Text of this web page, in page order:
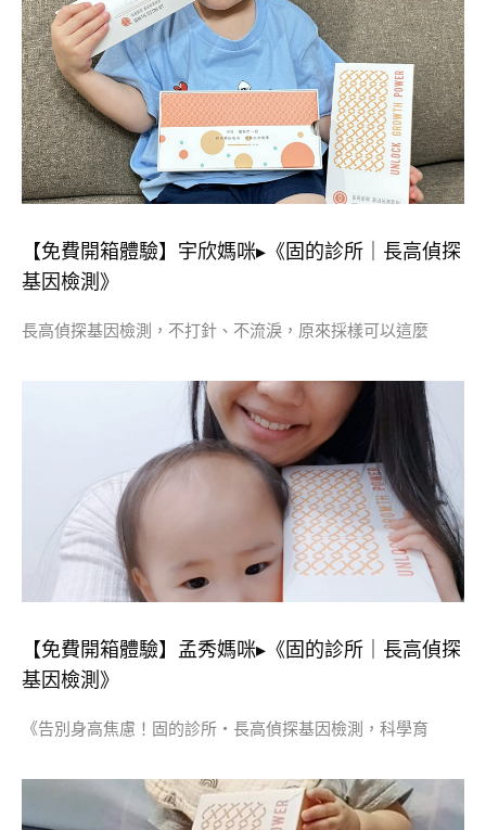
【免費開箱體驗】宇欣媽咪▸《固的診所｜長高偵探
基因檢測》
長高偵探基因檢測，不打針、不流淚，原來採樣可以這麼
【免費開箱體驗】孟秀媽咪▸《固的診所｜長高偵探
基因檢測》
《告別身高焦慮！固的診所・長高偵探基因檢測，科學育